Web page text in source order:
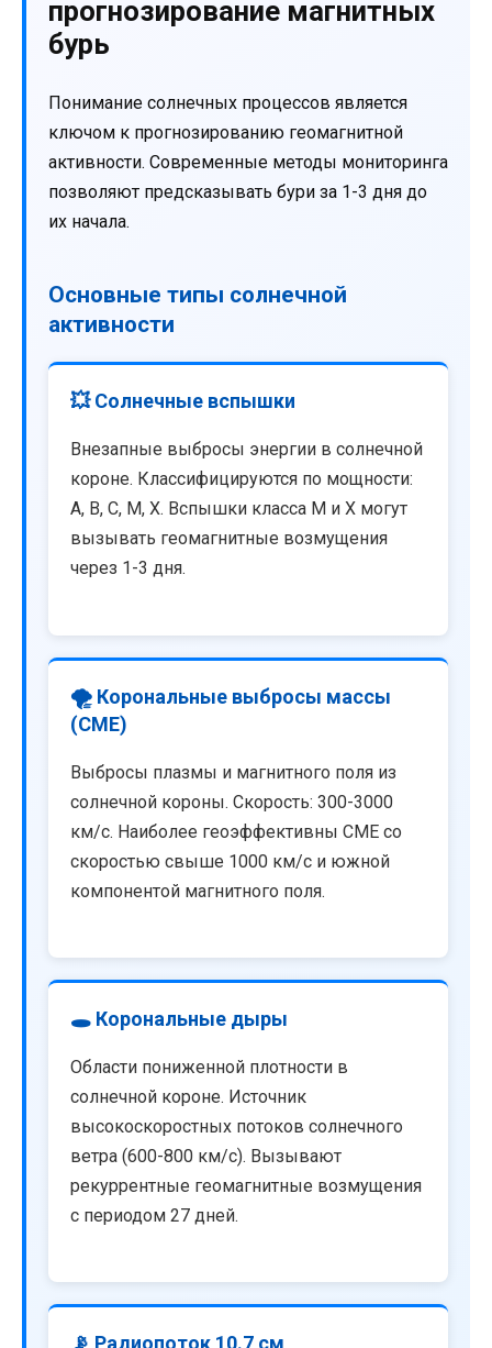
прогнозирование магнитных
бурь
Понимание солнечных процессов является
ключом к прогнозированию геомагнитной
активности. Современные методы мониторинга
позволяют предсказывать бури за 1-3 дня до
их начала.
Основные типы солнечной
активности
💥 Солнечные вспышки
Внезапные выбросы энергии в солнечной
короне. Классифицируются по мощности:
A, B, C, M, X. Вспышки класса M и X могут
вызывать геомагнитные возмущения
через 1-3 дня.
🌪️ Корональные выбросы массы
(CME)
Выбросы плазмы и магнитного поля из
солнечной короны. Скорость: 300-3000
км/с. Наиболее геоэффективны CME со
скоростью свыше 1000 км/с и южной
компонентой магнитного поля.
🕳️ Корональные дыры
Области пониженной плотности в
солнечной короне. Источник
высокоскоростных потоков солнечного
ветра (600-800 км/с). Вызывают
рекуррентные геомагнитные возмущения
с периодом 27 дней.
📡 Радиопоток 10.7 см